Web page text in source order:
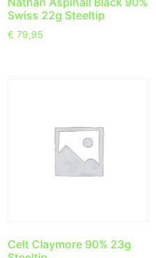
Swiss 22g Steeltip
€ 79,95
Celt Claymore 90% 23g